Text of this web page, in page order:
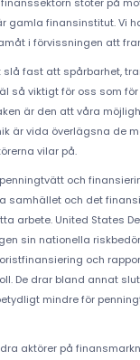
stöter på
gamla finansinstitut. Vi
i förvissningen att
fast att spårbarhet,
så viktigt för oss som
är den att våra
är vida överlägsna de
vilar på.
och
samhället och det
arbete. United States
sin nationella
och
De drar bland annat
mindre för
aktörer på